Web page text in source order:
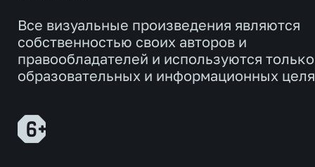
Все визуальные произведения являются
собственностью своих авторов и
правообладателей и используются
образовательных и информационных